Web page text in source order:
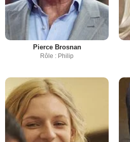
Pierce Brosnan
Rôle : Philip